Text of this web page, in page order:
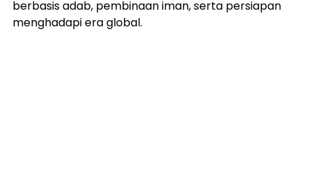
berbasis adab, pembinaan iman, serta persiapan
menghadapi era global.